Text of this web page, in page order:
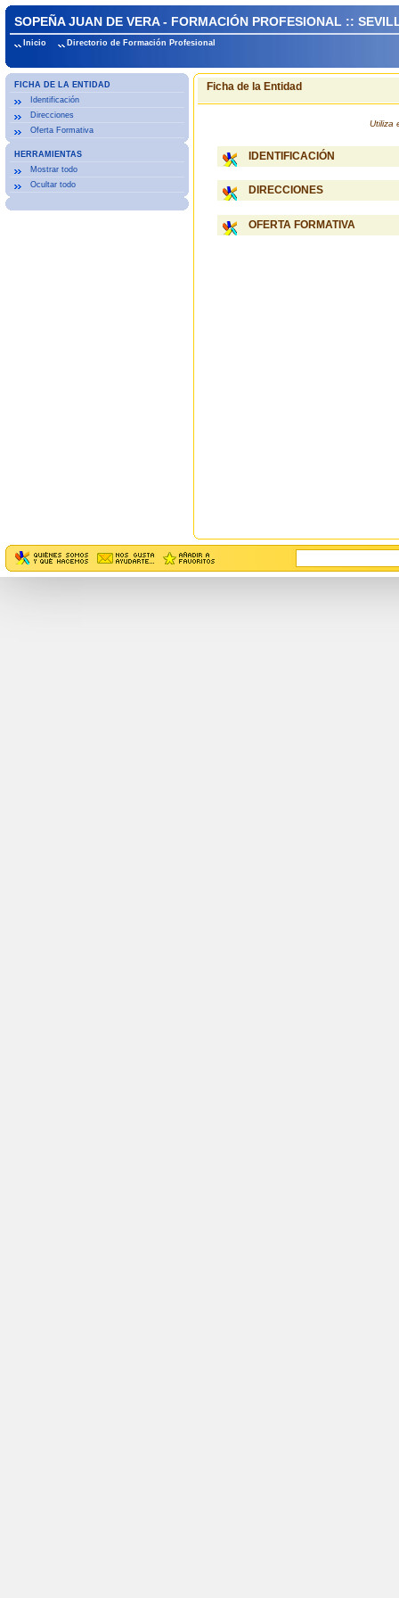
SOPEÑA JUAN DE VERA - FORMACIÓN PROFESIONAL ::
Inicio Directorio de Formación Profesional
FICHA DE LA ENTIDAD
Identificación
Direcciones
Oferta Formativa
HERRAMIENTAS
Mostrar todo
Ocultar todo
Ficha de la Entidad
Utiliza
IDENTIFICACIÓN
DIRECCIONES
OFERTA FORMATIVA